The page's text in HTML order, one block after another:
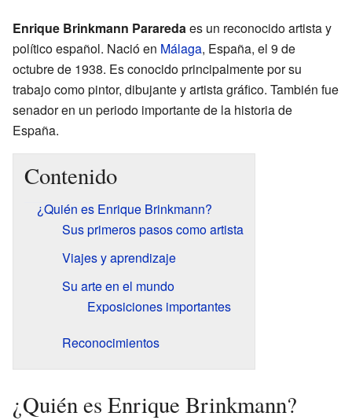
Enrique Brinkmann Pararedaes un reconocido artista y
político español. Nació en Málaga, España, el 9 de
octubre de 1938. Es conocido principalmente por su
trabajo como pintor, dibujante y artista gráfico. También fue
senador en un periodo importante de la historia de
España.
Contenido
¿Quién es Enrique Brinkmann?
Sus primeros pasos como artista
Viajes y aprendizaje
Su arte en el mundo
Exposiciones importantes
Reconocimientos
¿Quién es Enrique Brinkmann?